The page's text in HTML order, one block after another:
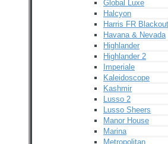
Global Luxe
Halcyon
Harris FR Blackout
Havana & Nevada
Highlander
Highlander 2
Imperiale
Kaleidoscope
Kashmir
Lusso 2
Lusso Sheers
Manor House
Marina
Metropolitan